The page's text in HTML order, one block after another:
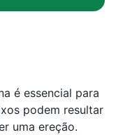
é essencial para
podem resultar
uma ereção.